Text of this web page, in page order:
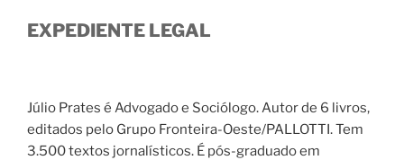
EXPEDIENTE LEGAL
Júlio Prates é Advogado e Sociólogo. Autor de 6 livros,
editados pelo Grupo Fronteira-Oeste/PALLOTTI. Tem
3.500 textos jornalísticos. É pós-graduado em